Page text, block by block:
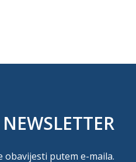
NEWSLETTER
obavijesti putem e-maila.